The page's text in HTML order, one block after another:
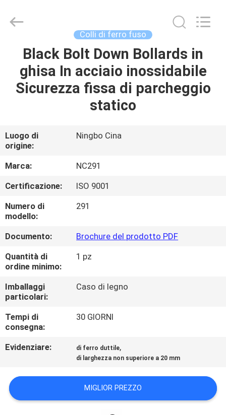
CASA.
PRODOTTI
SU
DI
NOI
VISITA
ALLA
FABBRICA
CONTROLLO
DELLA
QUALITÀ
CONTATTACI
NOTIZIE
Foundry
CO.,LTD.
Colli di ferro fuso
Black Bolt Down Bollards in
ghisa In acciaio inossidabile
Sicurezza fissa di parcheggio
statico
Luogo di
origine:
Ningbo Cina
Marca:
NC291
Certificazione:
ISO 9001
Numero di
modello:
291
Documento:
Brochure del prodotto PDF
Quantità di
ordine minimo:
1 pz
Imballaggi
particolari:
Caso di legno
Tempi di
consegna:
30 GIORNI
Evidenziare: di ferro duttile,
di larghezza non superiore a 20 mm
MIGLIOR PREZZO